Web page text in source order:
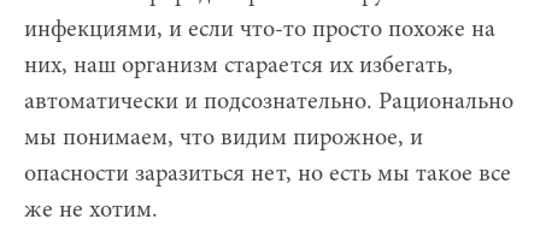
инфекциями, и если что-то просто похоже на
них, наш организм старается их избегать,
автоматически и подсознательно. Рационально
мы понимаем, что видим пирожное, и
опасности заразиться нет, но есть мы такое все
же не хотим.